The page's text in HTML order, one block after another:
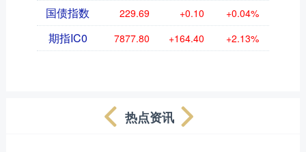
国债指数 229.69 +0.10 +0.04%
期指IC0 7877.80 +164.40 +2.13%
热点资讯